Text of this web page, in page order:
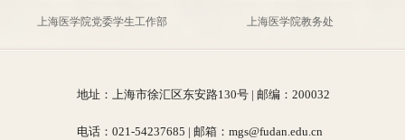
上海医学院党委学生工作部 上海医学院教务处
地址：上海市徐汇区东安路130号 | 邮编：200032
电话：021-54237685 | 邮箱：mgs@fudan.edu.cn